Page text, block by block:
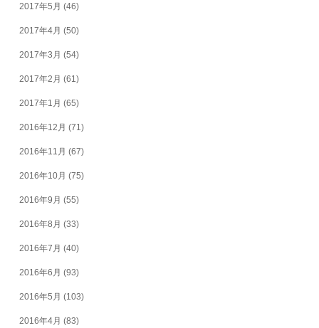
2017年5月 (46)
2017年4月 (50)
2017年3月 (54)
2017年2月 (61)
2017年1月 (65)
2016年12月 (71)
2016年11月 (67)
2016年10月 (75)
2016年9月 (55)
2016年8月 (33)
2016年7月 (40)
2016年6月 (93)
2016年5月 (103)
2016年4月 (83)